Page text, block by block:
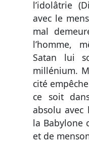
l’idolâtrie
avec le
mal
l’homme,
Satan lui
millénium.
cité
ce soit
absolu avec
la Babylone
et de